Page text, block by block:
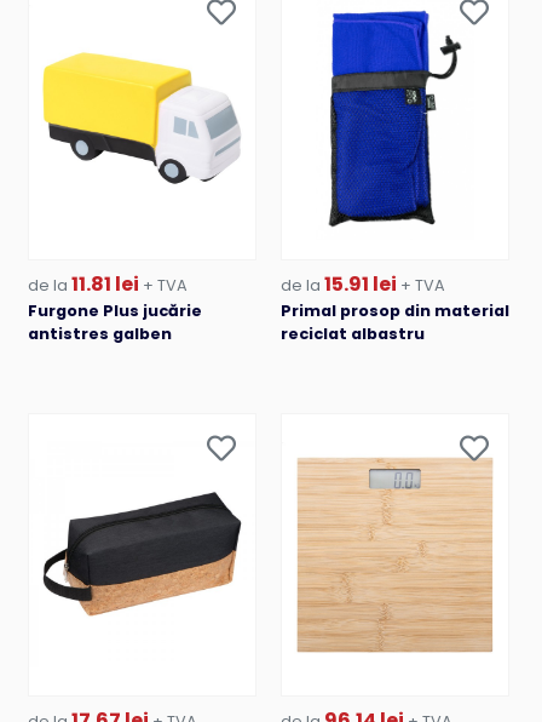
de la 11.81 lei + TVA
Furgone Plus jucărie
antistres galben
de la 15.91 lei + TVA
Primal prosop din material
reciclat albastru